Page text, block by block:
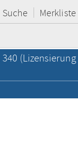
Suche Merkliste